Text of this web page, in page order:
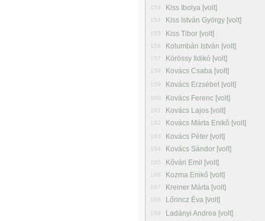
153 Kiss Ibolya [volt]
154 Kiss István György [volt]
155 Kiss Tibor [volt]
156 Kolumbán István [volt]
157 Körössy Ildikó [volt]
158 Kovács Csaba [volt]
159 Kovács Erzsébet [volt]
160 Kovács Ferenc [volt]
161 Kovács Lajos [volt]
162 Kovács Márta Enikõ [volt]
163 Kovács Péter [volt]
164 Kovács Sándor [volt]
165 Kővári Emil [volt]
166 Kozma Enikő [volt]
167 Kreiner Márta [volt]
168 Lőrincz Éva [volt]
169 Ladányi Andrea [volt]